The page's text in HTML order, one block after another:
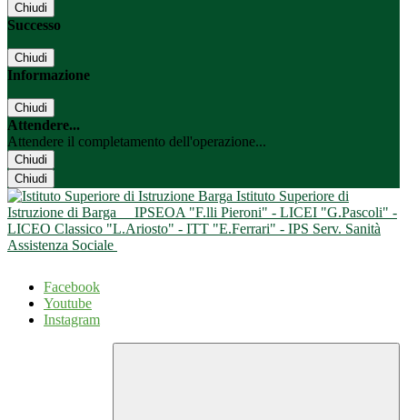
Chiudi
Successo
Chiudi
Informazione
Chiudi
Attendere...
Attendere il completamento dell'operazione...
Chiudi
Chiudi
Istituto Superiore di
Istruzione di Barga
IPSEOA "F.lli Pieroni" - LICEI "G.Pascoli" -
LICEO Classico "L.Ariosto" - ITT "E.Ferrari" - IPS Serv. Sanità
Assistenza Sociale
Facebook
Youtube
Instagram